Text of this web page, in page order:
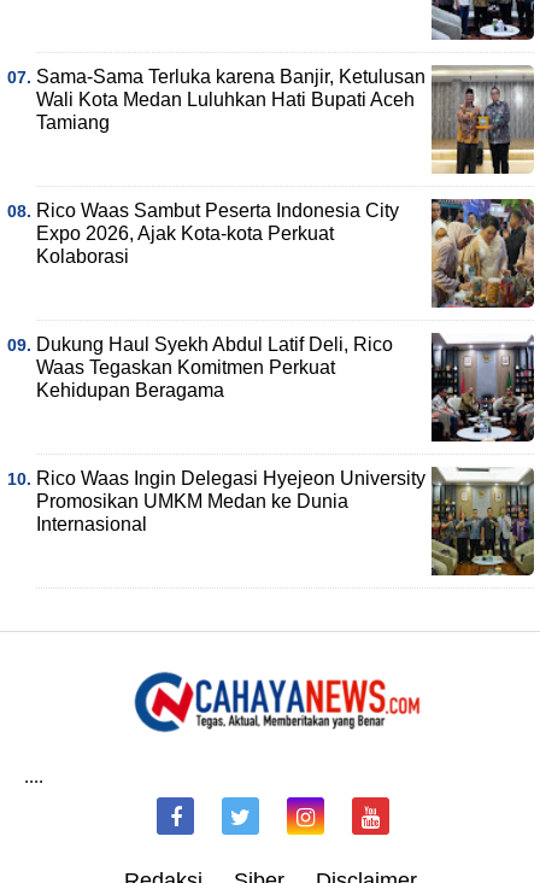
Sama-Sama Terluka karena Banjir, Ketulusan
Wali Kota Medan Luluhkan Hati Bupati Aceh
Tamiang
Rico Waas Sambut Peserta Indonesia City
Expo 2026, Ajak Kota-kota Perkuat
Kolaborasi
Dukung Haul Syekh Abdul Latif Deli, Rico
Waas Tegaskan Komitmen Perkuat
Kehidupan Beragama
Rico Waas Ingin Delegasi Hyejeon University
Promosikan UMKM Medan ke Dunia
Internasional
....